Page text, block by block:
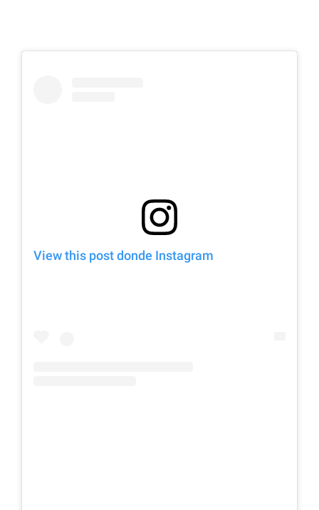
View this post donde Instagram